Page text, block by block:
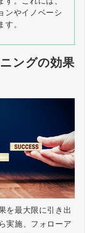
ンやイノベーシ
す。
ングの効果
を最大限に引き出
実施、フォローア